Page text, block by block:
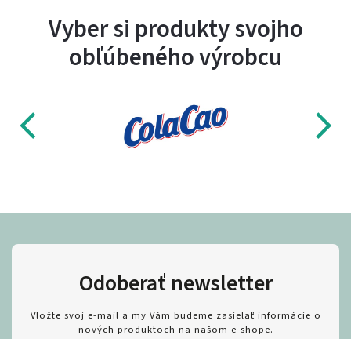
Vyber si produkty svojho
obľúbeného výrobcu
Odoberať newsletter
Vložte svoj e-mail a my Vám budeme zasielať informácie o
nových produktoch na našom e-shope.